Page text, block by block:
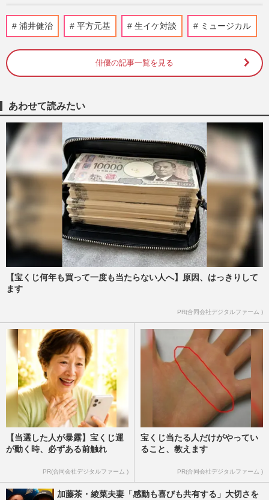
浦井健治、福田雄一の演出舞台で「キスも
した戦友」城田優とタッグ！
ミュージカル界のプリンス・浦井健治の俳
優デビューは『仮面ライダークウガ』
週刊女性2016年9月6日号
浦井健治 平方元基 生イケ対談 ミュージカル
俳優の記事一覧を見る
あわせて読みたい
【宝くじ何年も買って一度も当たらない人へ】原因、はっきりして
ます
PR(合同会社デジタルファーム )
【当選した人が暴露】宝くじ運
が動く時、必ずある前触れ
PR(合同会社デジタルファーム )
宝くじ当たる人だけがやってい
ること、教えます
PR(合同会社デジタルファーム )
加藤茶・綾菜夫妻「感動も喜びも共有する」大切さを